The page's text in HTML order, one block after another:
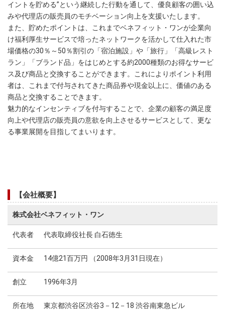
イントを貯める”という継続した行動を通して、優良顧客の囲い込
みや代理店の販売員のモチベーション向上を支援いたします。
また、貯めたポイントは、これまでベネフィット・ワンが企業向
け福利厚生サービスで培ったネットワークを活かして仕入れた市
場価格の30％～50％割引の「宿泊施設」や「旅行」「高級レスト
ラン」「ブランド品」をはじめとする約2000種類のお得なサービ
ス及び商品と交換することができます。これによりポイント利用
者は、これまで付与されてきた商品券や現金以上に、価値のある
商品と交換することできます。
魅力的なインセンティブを付与することで、企業の顧客の満足度
向上や代理店の販売員の意欲を向上させるサービスとして、更な
る事業展開を目指してまいります。
【会社概要】
株式会社ベネフィット・ワン
代表者 代表取締役社長 白石徳生
資本金 14億21百万円 （2008年3月31日現在）
創立 1996年3月
所在地 東京都渋谷区渋谷3－12－18 渋谷南東急ビル